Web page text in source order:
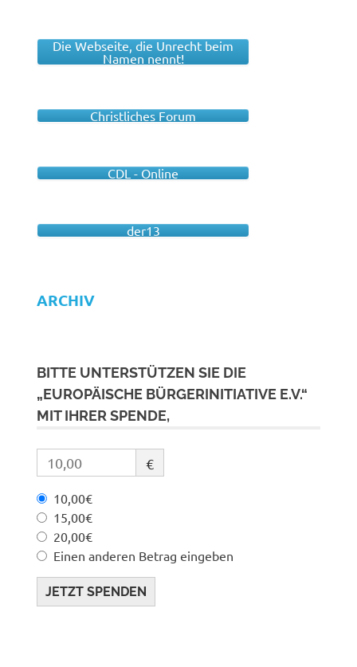
Die Webseite, die Unrecht beim
Namen nennt!
Christliches Forum
CDL - Online
der13
ARCHIV
BITTE UNTERSTÜTZEN SIE DIE
„EUROPÄISCHE BÜRGERINITIATIVE E.V.“
MIT IHRER SPENDE,
€
10,00€
15,00€
20,00€
Einen anderen Betrag eingeben
JETZT SPENDEN